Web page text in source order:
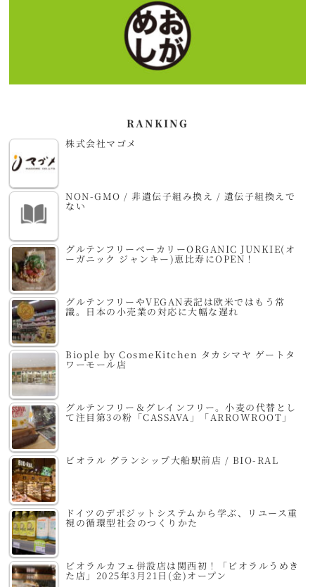
RANKING
株式会社マゴメ
NON-GMO / 非遺伝子組み換え / 遺伝子組換えで
ない
グルテンフリーベーカリーORGANIC JUNKIE(オ
ーガニック ジャンキー)恵比寿にOPEN！
グルテンフリーやVEGAN表記は欧米ではもう常
識。日本の小売業の対応に大幅な遅れ
Biople by CosmeKitchen タカシマヤ ゲートタ
ワーモール店
グルテンフリー＆グレインフリー。小麦の代替とし
て注目第3の粉「CASSAVA」「ARROWROOT」
ビオラル グランシップ大船駅前店 / BIO-RAL
ドイツのデポジットシステムから学ぶ、リユース重
視の循環型社会のつくりかた
ビオラルカフェ併設店は関西初！「ビオラルうめき
た店」2025年3月21日(金)オープン